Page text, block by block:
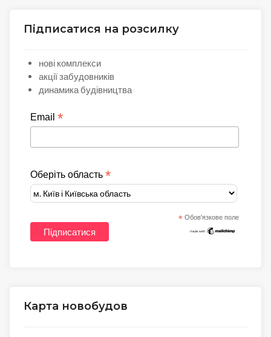
Підписатися на розсилку
нові комплекси
акції забудовників
динамика будівництва
Email *
Оберіть область *
* Обов'язкове поле
Карта новобудов